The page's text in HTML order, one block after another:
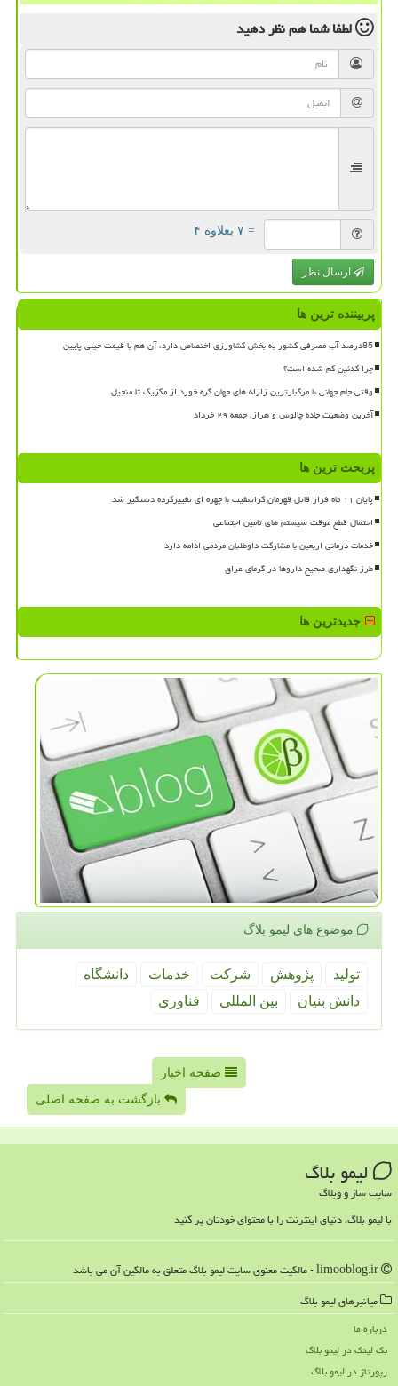
لطفا شما همنظر دهید
= ۷ بعلاوه ۴
ارسال نظر
پربیننده ترین ها
85درصد آب مصرفی کشور به بخش کشاورزی اختصاص دارد، آن هم با قیمت خیلی پایین
چرا کدئین کم شده است؟
وقتی جام جهانی با مرگبارترین زلزله های جهان گره خورد از مکزیک تا منجیل
آخرین وضعیت جاده چالوس و هراز، جمعه ۲۹ خرداد
پربحث ترین ها
پایان ۱۱ ماه فرار قاتل قهرمان کراسفیت با چهره ای تغییرکرده دستگیر شد
احتمال قطع موقت سیستم های تامین اجتماعی
خدمات درمانی اربعین با مشارکت داوطلبان مردمی ادامه دارد
طرز نگهداری صحیح داروها در گرمای عراق
جدیدترین ها
موضوع های لیمو بلاگ
تولید پژوهش شركت خدمات
دانشگاه
دانش بنیان
بین المللی فناوری
صفحه اخبار
بازگشت به صفحه اصلی
لیمو بلاگ
سایت ساز و وبلاگ
با لیمو بلاگ، دنیای اینترنت را با محتوای خودتان پر کنید
میانبرهای لیمو بلاگ
درباره ما
بک لینک در لیمو بلاگ
رپورتاژ در لیمو بلاگ